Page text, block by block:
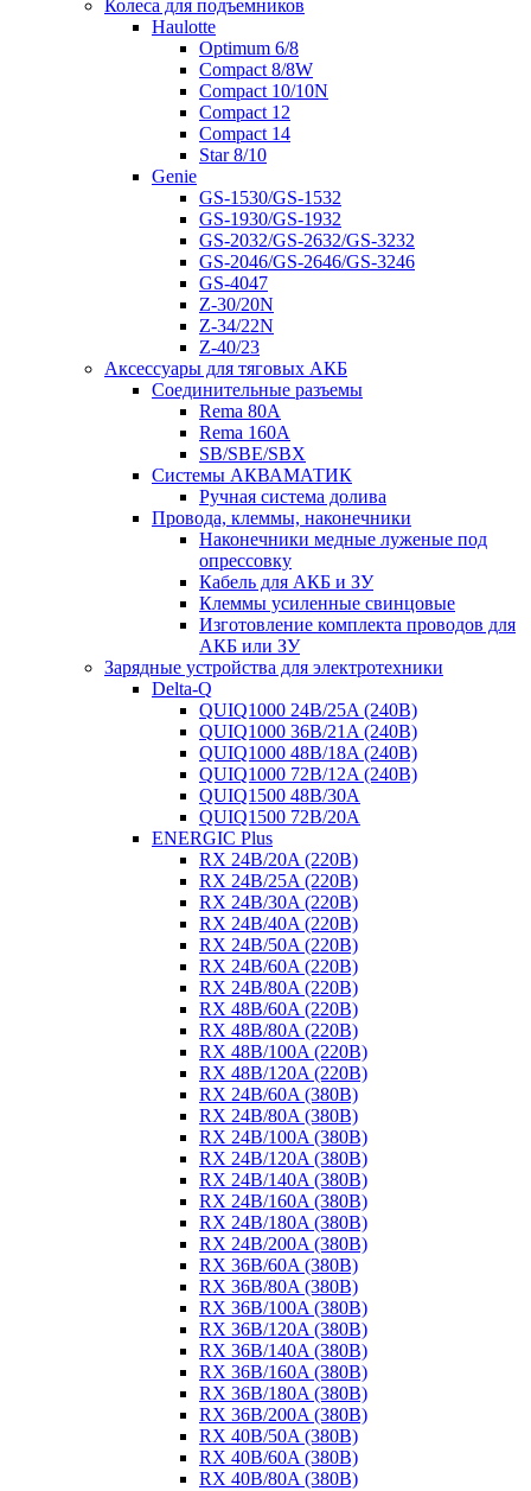
Колеса для подъемников
Haulotte
Optimum 6/8
Compact 8/8W
Compact 10/10N
Compact 12
Compact 14
Star 8/10
Genie
GS-1530/GS-1532
GS-1930/GS-1932
GS-2032/GS-2632/GS-3232
GS-2046/GS-2646/GS-3246
GS-4047
Z-30/20N
Z-34/22N
Z-40/23
Аксессуары для тяговых АКБ
Соединительные разъемы
Rema 80A
Rema 160A
SB/SBE/SBX
Системы АКВАМАТИК
Ручная система долива
Провода, клеммы, наконечники
Наконечники медные луженые под
опрессовку
Кабель для АКБ и ЗУ
Клеммы усиленные свинцовые
Изготовление комплекта проводов для
АКБ или ЗУ
Зарядные устройства для электротехники
Delta-Q
QUIQ1000 24B/25A (240B)
QUIQ1000 36B/21A (240B)
QUIQ1000 48B/18A (240B)
QUIQ1000 72B/12A (240B)
QUIQ1500 48B/30A
QUIQ1500 72B/20A
ENERGIC Plus
RX 24B/20A (220B)
RX 24B/25A (220B)
RX 24B/30A (220B)
RX 24B/40A (220B)
RX 24B/50A (220B)
RX 24B/60A (220B)
RX 24B/80A (220B)
RX 48B/60A (220B)
RX 48B/80A (220B)
RX 48B/100A (220B)
RX 48B/120A (220B)
RX 24B/60A (380B)
RX 24B/80A (380B)
RX 24B/100A (380B)
RX 24B/120A (380B)
RX 24B/140A (380B)
RX 24B/160A (380B)
RX 24B/180A (380B)
RX 24B/200A (380B)
RX 36B/60A (380B)
RX 36B/80A (380B)
RX 36B/100A (380B)
RX 36B/120A (380B)
RX 36B/140A (380B)
RX 36B/160A (380B)
RX 36B/180A (380B)
RX 36B/200A (380B)
RX 40B/50A (380B)
RX 40B/60A (380B)
RX 40B/80A (380B)